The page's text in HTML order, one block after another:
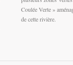
Coulée Verte »
de cette rivière.